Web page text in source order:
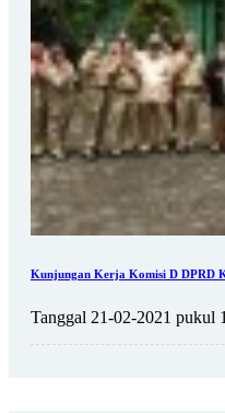
Kunjungan Kerja Komisi D DPRD
Tanggal 21-02-2021 pukul